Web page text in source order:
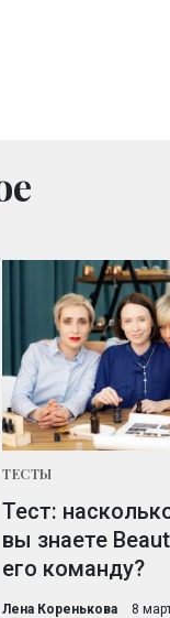
ТЕСТЫ
Тест:
вы знаете
его команду?
Лена Коренькова 8